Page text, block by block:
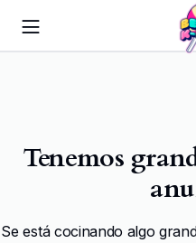
Tenemos
Se está cocinando algo